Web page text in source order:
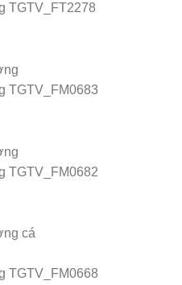
TGTV_FT2278
TGTV_FM0683
TGTV_FM0682
TGTV_FM0668